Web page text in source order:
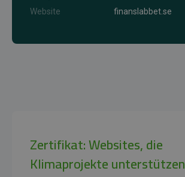
Website
finanslabbet.se
Zertifikat: Websites, die
Klimaprojekte unterstützen